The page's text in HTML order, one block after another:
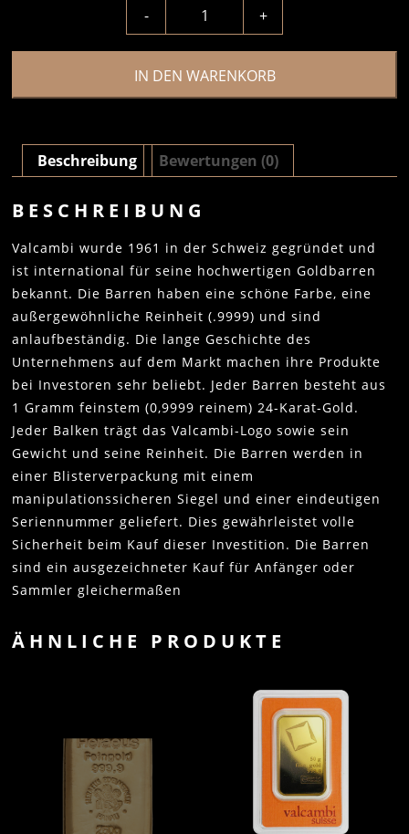
- +
IN DEN WARENKORB
Beschreibung Bewertungen (0)
BESCHREIBUNG
Valcambi wurde 1961 in der Schweiz gegründet und
ist international für seine hochwertigen Goldbarren
bekannt. Die Barren haben eine schöne Farbe, eine
außergewöhnliche Reinheit (.9999) und sind
anlaufbeständig. Die lange Geschichte des
Unternehmens auf dem Markt machen ihre Produkte
bei Investoren sehr beliebt. Jeder Barren besteht aus
1 Gramm feinstem (0,9999 reinem) 24-Karat-Gold.
Jeder Balken trägt das Valcambi-Logo sowie sein
Gewicht und seine Reinheit. Die Barren werden in
einer Blisterverpackung mit einem
manipulationssicheren Siegel und einer eindeutigen
Seriennummer geliefert. Dies gewährleistet volle
Sicherheit beim Kauf dieser Investition. Die Barren
sind ein ausgezeichneter Kauf für Anfänger oder
Sammler gleichermaßen
ÄHNLICHE PRODUKTE